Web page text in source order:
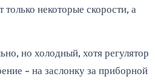
некоторые скорости, а
но холодный, хотя регулятор
- на заслонку за приборной